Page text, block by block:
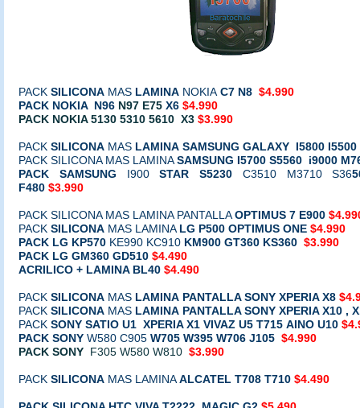
PACK SILICONA MAS LAMINA NOKIAC7 N8 $4.990
PACK NOKIA N96 N97 E75 X6 $4.990
PACK NOKIA 5130 5310 5610 X3 $3.990
PACK SILICONA MAS LAMINA SAMSUNG GALAXY I5800
PACK SILICONA MAS LAMINASAMSUNG I5700 S5560 i9000
PACK SAMSUNG
I900 STAR S5230 C3510 M3710 S36
F480 $3.990
PACK SILICONA MAS LAMINA PANTALLAOPTIMUS 7 E900
PACK SILICONA MAS LAMINA LG P500 OPTIMUS ONE $4.990
PACK LG KP570 KE990 KC910 KM900 GT360 KS360 $3.990
PACK LG GM360 GD510 $4.490
ACRILICO + LAMINA BL40 $4.490
PACK SILICONA MAS LAMINA PANTALLA SONY XPERIA X8
PACK SILICONA MAS LAMINA PANTALLA SONY XPERIA X10 ,
PACK SONY SATIO U1 XPERIA X1 VIVAZ U5 T715 AINO U10
PACK SONY W580 C905 W705 W395 W706 J105 $4.990
PACK SONY
F305 W580 W810 $3.990
PACK SILICONA MAS LAMINA ALCATEL T708 T710 $4.490